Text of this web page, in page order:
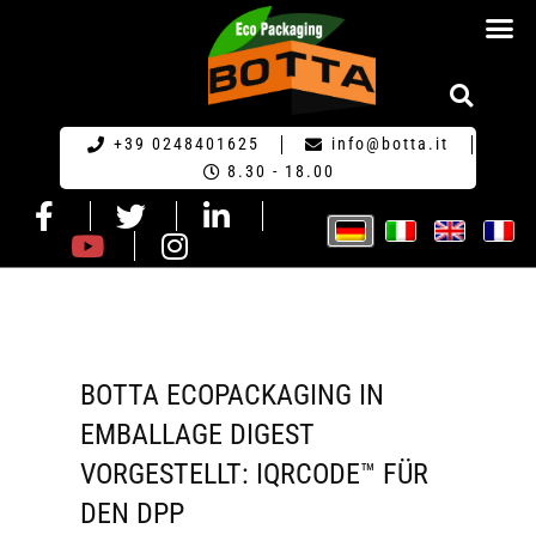
+39 0248401625
info@botta.it
8.30 - 18.00
BOTTA ECOPACKAGING IN
EMBALLAGE DIGEST
VORGESTELLT: IQRCODE™ FÜR
DEN DPP